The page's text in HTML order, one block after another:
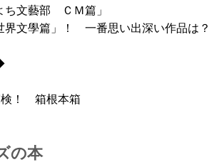
ち文藝部 ＣＭ篇」
界文學篇」！ 一番思い出深い作品は？
！ 箱根本箱
の本